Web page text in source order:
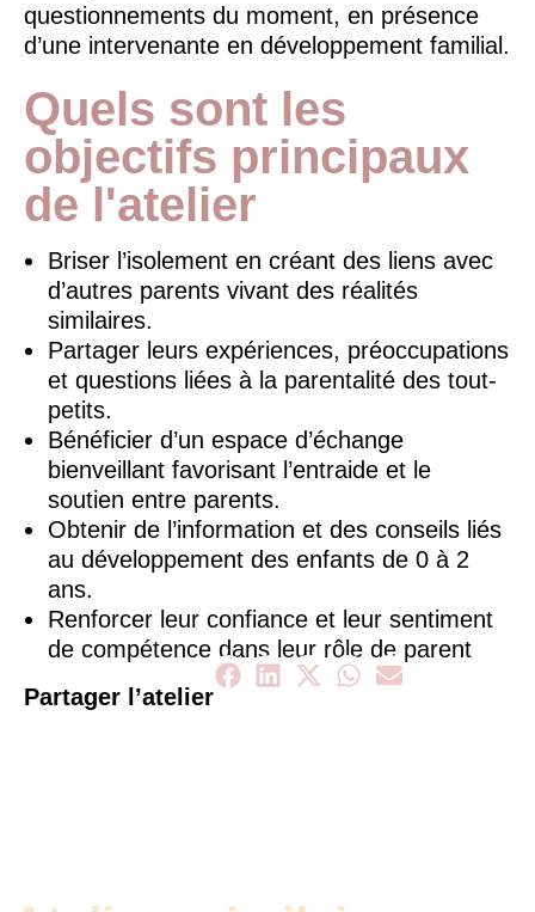
questionnements du moment, en présence
d’une intervenante en développement familial.
Quels sont les
objectifs principaux
de l'atelier
Briser l’isolement en créant des liens avec
d’autres parents vivant des réalités
similaires.
Partager leurs expériences, préoccupations
et questions liées à la parentalité des tout-
petits.
Bénéficier d’un espace d’échange
bienveillant favorisant l’entraide et le
soutien entre parents.
Obtenir de l’information et des conseils liés
au développement des enfants de 0 à 2
ans.
Renforcer leur confiance et leur sentiment
de compétence dans leur rôle de parent
Partager l’atelier